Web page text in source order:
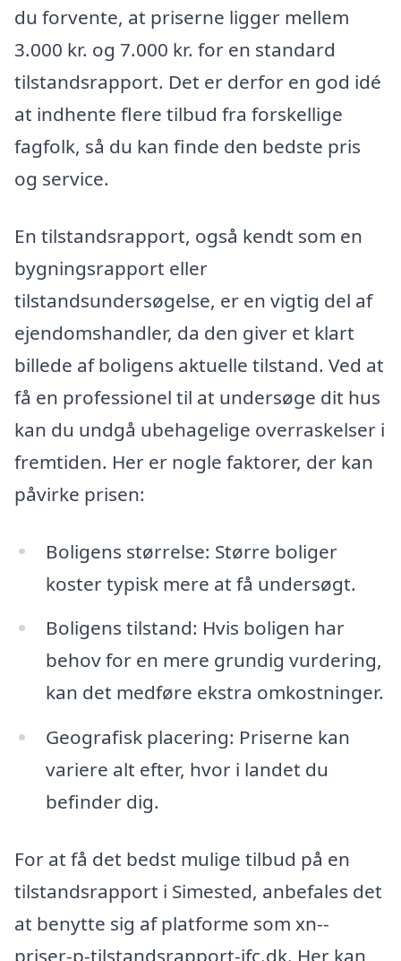
du forvente, at priserne ligger mellem
3.000 kr. og 7.000 kr. for en standard
tilstandsrapport. Det er derfor en god idé
at indhente flere tilbud fra forskellige
fagfolk, så du kan finde den bedste pris
og service.
En tilstandsrapport, også kendt som en
bygningsrapport eller
tilstandsundersøgelse, er en vigtig del af
ejendomshandler, da den giver et klart
billede af boligens aktuelle tilstand. Ved at
få en professionel til at undersøge dit hus
kan du undgå ubehagelige overraskelser i
fremtiden. Her er nogle faktorer, der kan
påvirke prisen:
Boligens størrelse: Større boliger
koster typisk mere at få undersøgt.
Boligens tilstand: Hvis boligen har
behov for en mere grundig vurdering,
kan det medføre ekstra omkostninger.
Geografisk placering: Priserne kan
variere alt efter, hvor i landet du
befinder dig.
For at få det bedst mulige tilbud på en
tilstandsrapport i Simested, anbefales det
at benytte sig af platforme som xn--
priser-p-tilstandsrapport-jfc.dk. Her kan